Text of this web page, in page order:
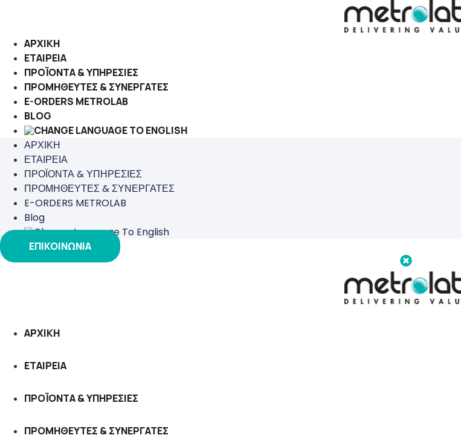
ΑΡΧΙΚΗ
ΕΤΑΙΡΕΙΑ
ΠΡΟΪΟΝΤΑ & ΥΠΗΡΕΣΙΕΣ
ΠΡΟΜΗΘΕΥΤΕΣ & ΣΥΝΕΡΓΑΤΕΣ
E-ORDERS METROLAB
BLOG
ΑΡΧΙΚΗ
ΕΤΑΙΡΕΙΑ
ΠΡΟΪΟΝΤΑ & ΥΠΗΡΕΣΙΕΣ
ΠΡΟΜΗΘΕΥΤΕΣ & ΣΥΝΕΡΓΑΤΕΣ
E-ORDERS METROLAB
Blog
ΕΠΙΚΟΙΝΩΝΙΑ
ΑΡΧΙΚΗ
ΕΤΑΙΡΕΙΑ
ΠΡΟΪΟΝΤΑ & ΥΠΗΡΕΣΙΕΣ
ΠΡΟΜΗΘΕΥΤΕΣ & ΣΥΝΕΡΓΑΤΕΣ